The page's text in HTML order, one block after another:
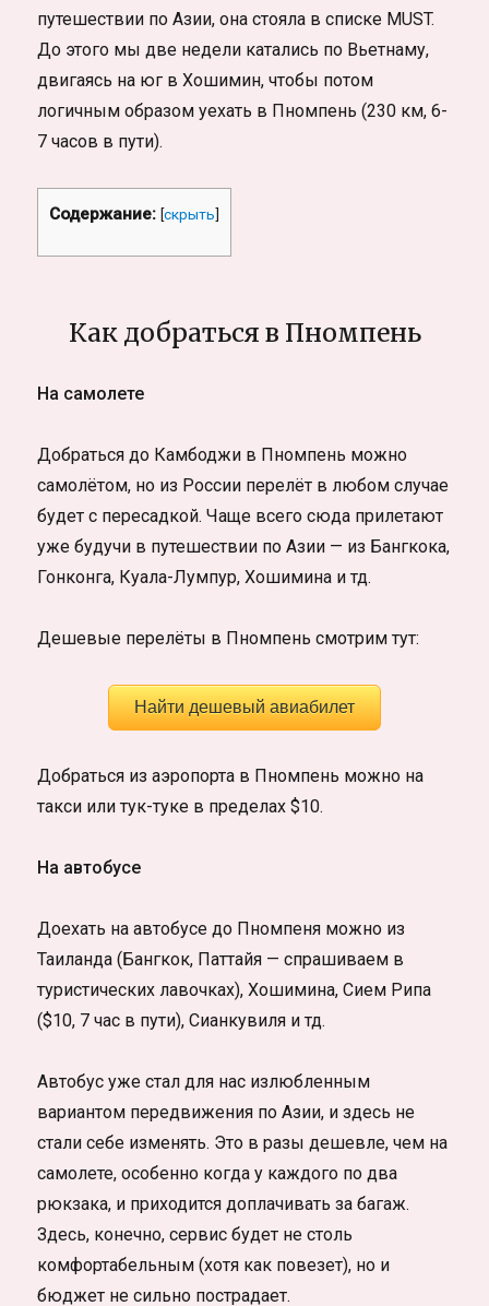
путешествии по Азии, она стояла в списке MUST.
До этого мы две недели катались по Вьетнаму,
двигаясь на юг в Хошимин, чтобы потом
логичным образом уехать в Пномпень (230 км, 6-
7 часов в пути).
Содержание: [скрыть]
Как добраться в Пномпень
На самолете
Добраться до Камбоджи в Пномпень можно
самолётом, но из России перелёт в любом случае
будет с пересадкой. Чаще всего сюда прилетают
уже будучи в путешествии по Азии — из Бангкока,
Гонконга, Куала-Лумпур, Хошимина и тд.
Дешевые перелёты в Пномпень смотрим тут:
Найти дешевый авиабилет
Добраться из аэропорта в Пномпень можно на
такси или тук-туке в пределах $10.
На автобусе
Доехать на автобусе до Пномпеня можно из
Таиланда (Бангкок, Паттайя — спрашиваем в
туристических лавочках), Хошимина, Сием Рипа
($10, 7 час в пути), Сианкувиля и тд.
Автобус уже стал для нас излюбленным
вариантом передвижения по Азии, и здесь не
стали себе изменять. Это в разы дешевле, чем на
самолете, особенно когда у каждого по два
рюкзака, и приходится доплачивать за багаж.
Здесь, конечно, сервис будет не столь
комфортабельным (хотя как повезет), но и
бюджет не сильно пострадает.